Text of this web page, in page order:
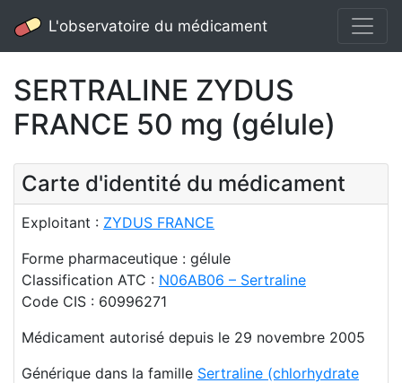
L'observatoire du médicament
SERTRALINE ZYDUS
FRANCE 50 mg (gélule)
Carte d'identité du médicament
Exploitant : ZYDUS FRANCE
Forme pharmaceutique : gélule
Classification ATC : N06AB06 – Sertraline
Code CIS : 60996271
Médicament autorisé depuis le 29 novembre 2005
Générique dans la famille Sertraline (chlorhydrate